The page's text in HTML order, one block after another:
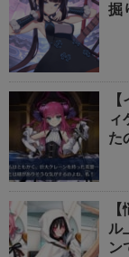
掘
ィ
た
ル
ン